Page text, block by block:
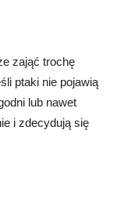
zająć trochę
ptaki nie pojawią
lub nawet
i zdecydują się